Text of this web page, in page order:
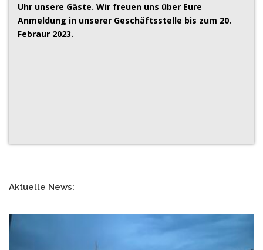
Uhr unsere Gäste. Wir freuen uns über Eure
Anmeldung in unserer Geschäftsstelle bis zum 20.
Febraur 2023.
Aktuelle News: